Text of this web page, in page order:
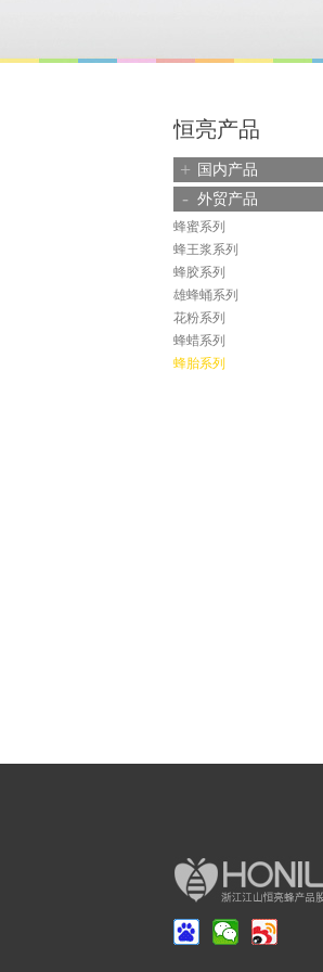
恒亮产品
+ 国内产品
- 外贸产品
蜂蜜系列
蜂王浆系列
蜂胶系列
雄蜂蛹系列
花粉系列
蜂蜡系列
蜂胎系列